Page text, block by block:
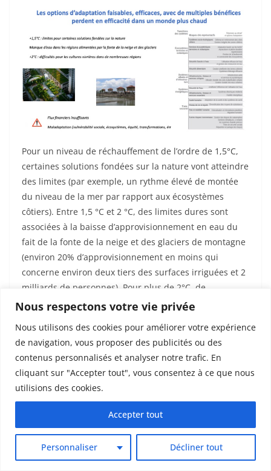
Nous respectons votre vie privée
Nous utilisons des cookies pour améliorer votre expérience
de navigation, vous proposer des publicités ou des
contenus personnalisés et analyser notre trafic. En
cliquant sur "Accepter tout", vous consentez à ce que nous
utilisions des cookies.
Personnaliser Décliner tout
Accepter tout
Pour un niveau de réchauffement de l’ordre de 1,5°C,
certaines solutions fondées sur la nature vont atteindre
des limites (par exemple, un rythme élevé de montée
du niveau de la mer par rapport aux écosystèmes
côtiers). Entre 1,5 °C et 2 °C, des limites dures sont
associées à la baisse d’approvisionnement en eau du
fait de la fonte de la neige et des glaciers de montagne
(environ 20% d’approvisionnement en moins qui
concerne environ deux tiers des surfaces irriguées et 2
milliards de personnes). Pour plus de 2°C, de
nombreuses cultures vivrières seraient en difficulté,
nouvelles de chaleur et de pluviométrie, sans
analogue).
Les flux financiers sont insuffisants pour l’adaptation,
notamment pour les personnes et régions dans les
contextes hautement vulnérables. L’augmentation des
tensions entre pays, notamment dans le cadre des
négociations internationales sur le climat (justice